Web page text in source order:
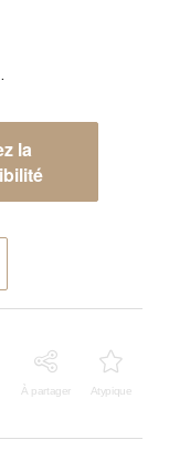
la
À partager Atypique